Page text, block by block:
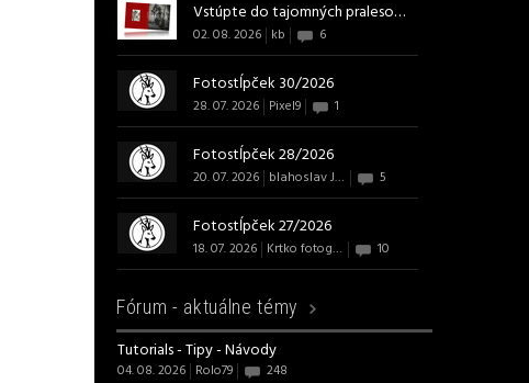
Vstúpte do tajomných pralesov s ...
02. 08. 2026 kb 6
Fotostĺpček 30/2026
28. 07. 2026 Pixel9 1
Fotostĺpček 28/2026
20. 07. 2026 blahoslav J B Art 5
Fotostĺpček 27/2026
18. 07. 2026 Krtko fotografom 10
Fórum - aktuálne témy
Tutorials - Tipy - Návody
04. 08. 2026 Rolo79 248